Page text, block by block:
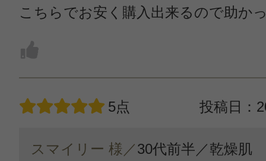
こちらでお安く購入出来るので助か
5点 投稿日：
スマイリー 様／30代前半／乾燥肌